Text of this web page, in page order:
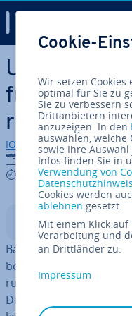
Zum Haupt­in­halt springen
für das EU-
recht
IONOS Redaktion
18.09.2019
5 mins
In­halts­ver­zeich­nis
Baut man ein
be­zie­hun­gen
rund um die korrekte
Denn im Vergleich zu
Cookie-
Wir setzen
optimal für Sie zu
Sie zu verbessern
Drittanbietern
anzuzeigen. In den
auswählen, welche
sowie Ihre
Infos finden Sie in
Verwendung von
Cookies werden
ablehnen gesetzt.
Mit einem Klick auf
Verarbeitung und
an Drittländer zu.
Impressum